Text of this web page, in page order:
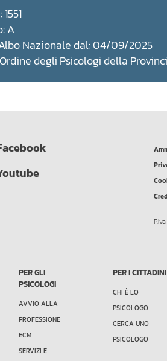
A
Nazionale dal: 04/09/2025
degli Psicologi della
PER GLI
PSICOLOGI
AVVIO ALLA
PROFESSIONE
ECM
SERVIZI E
PER I CITTADINI
CHI È LO
PSICOLOGO
CERCA UNO
PSICOLOGO